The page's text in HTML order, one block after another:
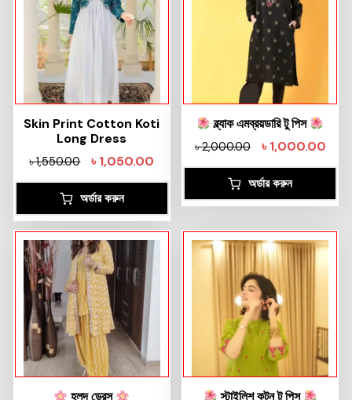
Skin Print Cotton Koti
Long Dress
৳1,550.00 ৳1,050.00
অর্ডার করুন
ব্ল্যাক এমব্রয়ডারি টু পিস
৳2,000.00 ৳1,000.00
অর্ডার করুন